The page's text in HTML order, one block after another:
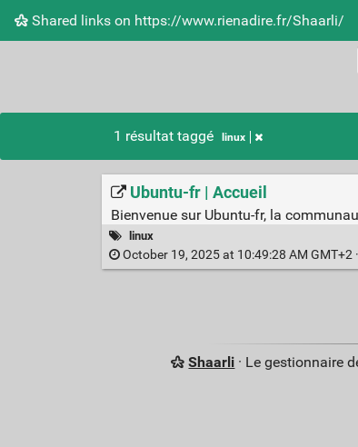
Shared links on https://www.rienadire.fr/Shaarli/
1 résultat taggé linux
Ubuntu-fr | Accueil
Bienvenue sur Ubuntu-fr, la
linux
October 19, 2025 at 10:49:28 AM GMT+2 ·
Shaarli · Le gestionnaire